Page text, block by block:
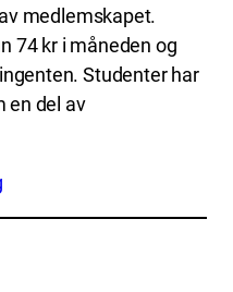
medlemskapet.
74 kr i måneden og
Studenter har
en del av